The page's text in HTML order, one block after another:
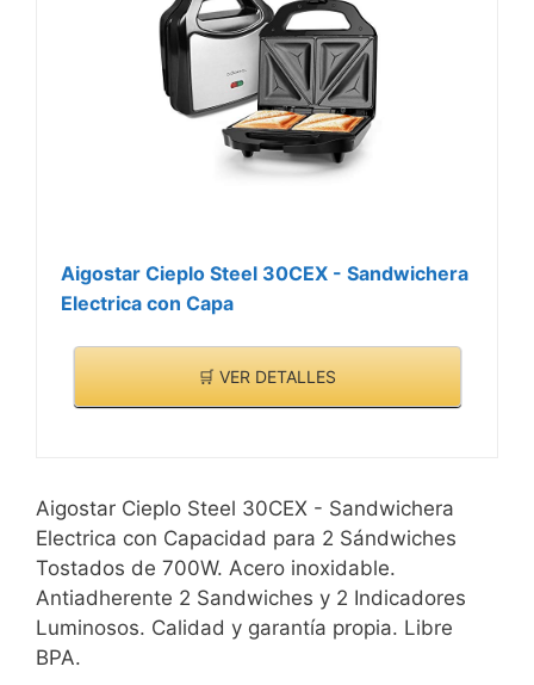
Aigostar Cieplo Steel 30CEX - Sandwichera
Electrica con Capa
🛒 VER DETALLES
Aigostar Cieplo Steel 30CEX - Sandwichera
Electrica con Capacidad para 2 Sándwiches
Tostados de 700W. Acero inoxidable.
Antiadherente 2 Sandwiches y 2 Indicadores
Luminosos. Calidad y garantía propia. Libre
BPA.